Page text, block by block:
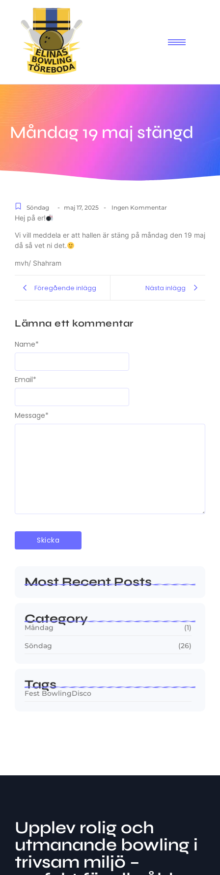
Måndag 19 maj stängd
Söndag - maj 17, 2025 - Ingen Kommentar
Hej på er!
Vi vill meddela er att hallen är stäng på måndag den 19 maj
då så vet ni det.
mvh/ Shahram
Föregående inlägg Nästa inlägg
Lämna ett kommentar
Message*
Name*
Email*
Most Recent Posts
Category
Måndag (1)
Söndag (26)
Tags
Fest BowlingDisco
Upplev rolig och
utmanande bowling i
trivsam miljö –